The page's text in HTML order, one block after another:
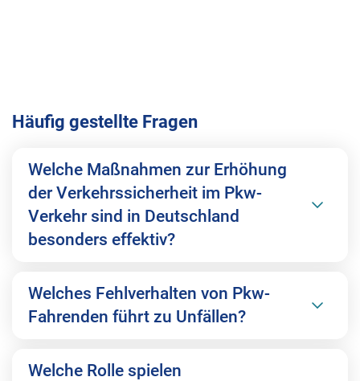
Häufig gestellte Fragen
Welche Maßnahmen zur Erhöhung
der Verkehrssicherheit im Pkw-
Verkehr sind in Deutschland
besonders effektiv?
Welches Fehlverhalten von Pkw-
Fahrenden führt zu Unfällen?
Welche Rolle spielen